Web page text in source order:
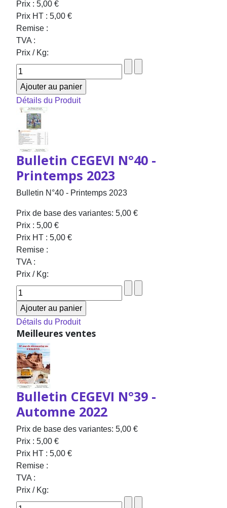
Prix : 5,00 €
Prix HT : 5,00 €
Remise :
TVA :
Prix / Kg:
Détails du Produit
Bulletin CEGEVI N°40 -
Printemps 2023
Bulletin N°40 - Printemps 2023
Prix de base des variantes: 5,00 €
Prix : 5,00 €
Prix HT : 5,00 €
Remise :
TVA :
Prix / Kg:
Détails du Produit
Meilleures ventes
Bulletin CEGEVI N°39 -
Automne 2022
Prix de base des variantes: 5,00 €
Prix : 5,00 €
Prix HT : 5,00 €
Remise :
TVA :
Prix / Kg: